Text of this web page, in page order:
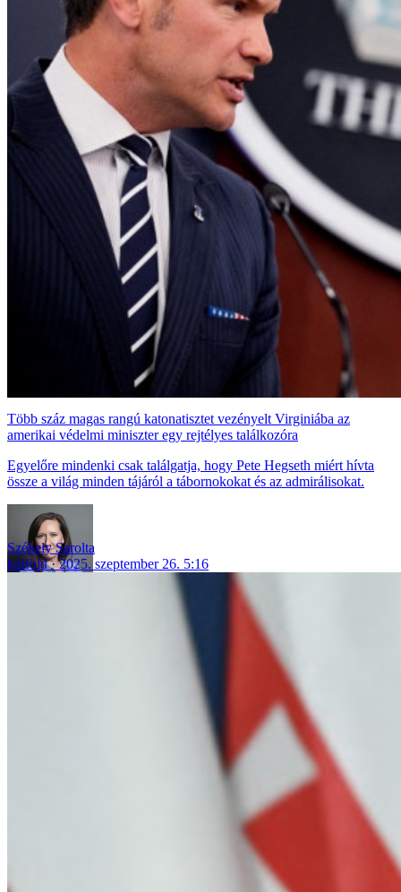
Több száz magas rangú katonatisztet vezényelt Virginiába az
amerikai védelmi miniszter egy rejtélyes találkozóra
Egyelőre mindenki csak találgatja, hogy Pete Hegseth miért hívta
össze a világ minden tájáról a tábornokokat és az admirálisokat.
Székely Sarolta
külföld
2025. szeptember 26. 5:16